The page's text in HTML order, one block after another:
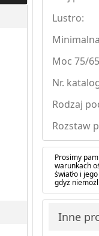
Lustro:
Moc 75/
Nr.
Rodzaj
Rozstaw
Prosimy
warunkach
światło i
gdyż
Inne